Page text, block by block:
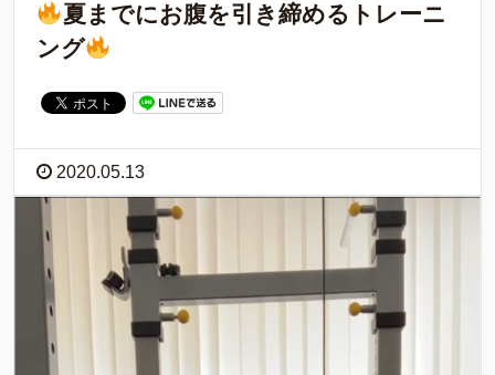
夏までにお腹を引き締めるトレーニ
ング
2020.05.13